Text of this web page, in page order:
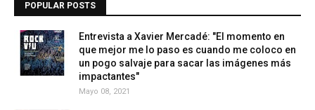
POPULAR POSTS
Entrevista a Xavier Mercadé: "El momento en
que mejor me lo paso es cuando me coloco en
un pogo salvaje para sacar las imágenes más
impactantes"
Mayo 08, 2021